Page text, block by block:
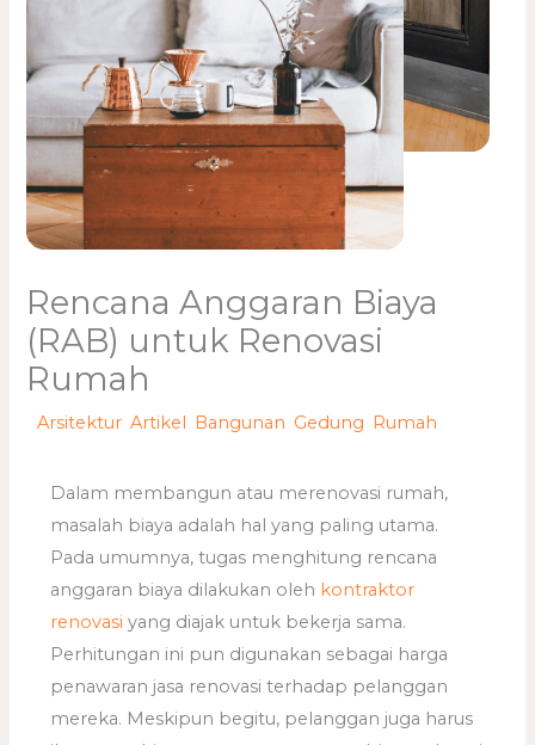
Rencana Anggaran Biaya
(RAB) untuk Renovasi
Rumah
/Arsitektur ,Artikel Bangunan Gedung Rumah
Dalam membangun atau merenovasi rumah,
masalah biaya adalah hal yang paling utama.
Pada umumnya, tugas menghitung rencana
anggaran biaya dilakukan oleh kontraktor
renovasi yang diajak untuk bekerja sama.
Perhitungan ini pun digunakan sebagai harga
penawaran jasa renovasi terhadap pelanggan
mereka. Meskipun begitu, pelanggan juga harus